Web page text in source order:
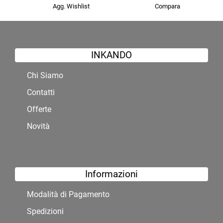
Agg. Wishlist Compara
INKANDO
Chi Siamo
Contatti
Offerte
Novità
Informazioni
Modalità di Pagamento
Spedizioni